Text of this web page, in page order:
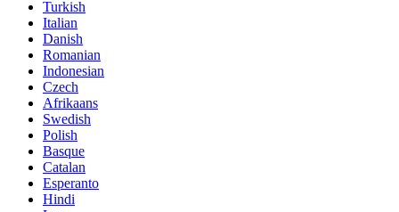
Turkish
Italian
Danish
Romanian
Indonesian
Czech
Afrikaans
Swedish
Polish
Basque
Catalan
Esperanto
Hindi